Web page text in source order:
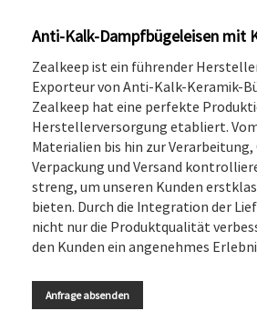
Anti-Kalk-Dampfbügeleisen mit
Zealkeep ist ein führender
Exporteur von Anti-Kalk-Keramik-
Zealkeep hat eine perfekte
Herstellerversorgung etabliert.
Materialien bis hin zur
Verpackung und Versand
streng, um unseren Kunden
bieten. Durch die Integration der
nicht nur die Produktqualität
den Kunden ein angenehmes
Anfrage absenden